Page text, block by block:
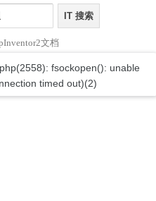
文档
fsockopen(): unable
timed out)(2)